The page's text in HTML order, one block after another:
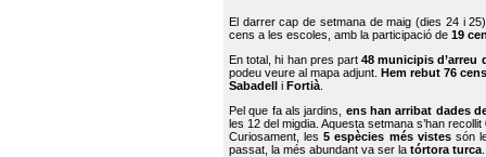
El darrer cap de setmana de maig (dies 24 i
cens a les escoles, amb la participació de 19
En total, hi han pres part48 municipis d’arreu
podeu veure al mapa adjunt. Hem rebut 76
Sabadell i Fortià
Pel que fa als jardins, ens han arribat dades
les 12 del migdia. Aquesta setmana s’han recollit
Curiosament, les5 espècies més vistessón
passat, la més abundant va ser la tórtora turca